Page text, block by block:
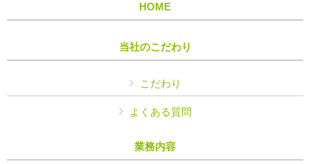
HOME
当社のこだわり
こだわり
よくある質問
業務内容